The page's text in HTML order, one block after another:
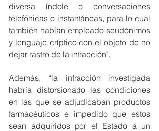
diversa índole o conversaciones
telefónicas o instantáneas, para lo cual
también habían empleado seudónimos
y lenguaje críptico con el objeto de no
dejar rastro de la infracción".
Además, “la infracción investigada
habría distorsionado las condiciones
en las que se adjudicaban productos
farmacéuticos e impedido que estos
sean adquiridos por el Estado a un